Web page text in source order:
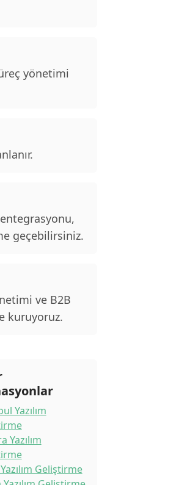
yönetimi
geçebilirsiniz.
ve B2B
kuruyoruz.
Yazılım
Yazılım
Geliştirme